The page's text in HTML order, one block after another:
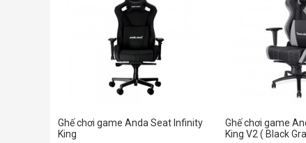
Ghế chơi game Anda Seat Infinity
King
Ghế chơi game
King V2 ( Black